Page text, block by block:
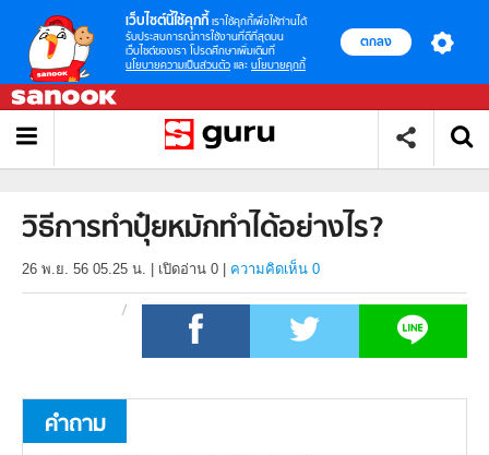
เว็บไซต์นี้ใช้คุกกี้ เราใช้คุกกี้เพื่อให้ท่านได้
รับประสบการณ์การใช้งานที่ดีที่สุดบน
เว็บไซต์ของเรา โปรดศึกษาเพิ่มเติมที่
นโยบายความเป็นส่วนตัว และ นโยบายคุกกี้
ตกลง
วิธีการทำปุ๋ยหมักทำได้อย่างไร?
26 พ.ย. 56 05.25 น. เปิดอ่าน 0 ความคิดเห็น 0
คำถาม